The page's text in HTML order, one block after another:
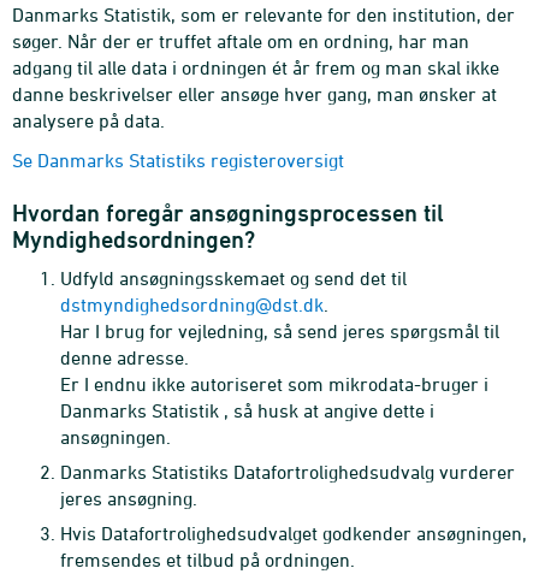
Danmarks Statistik, som er relevante for den institution, der
søger. Når der er truffet aftale om en ordning, har man
adgang til alle data i ordningen ét år frem og man skal ikke
danne beskrivelser eller ansøge hver gang, man ønsker at
analysere på data.
Se Danmarks Statistiks registeroversigt
Hvordan foregår ansøgningsprocessen til
Myndighedsordningen?
Udfyld ansøgningsskemaet og send det til
dstmyndighedsordning@dst.dk
Har I brug for vejledning, så send jeres spørgsmål til
denne adresse.
Er I endnu ikke autoriseret som mikrodata-bruger i
Danmarks Statistik , så husk at angive dette i
ansøgningen.
Danmarks Statistiks Datafortrolighedsudvalg vurderer
jeres ansøgning.
Hvis Datafortrolighedsudvalget godkender ansøgningen,
fremsendes et tilbud på ordningen.